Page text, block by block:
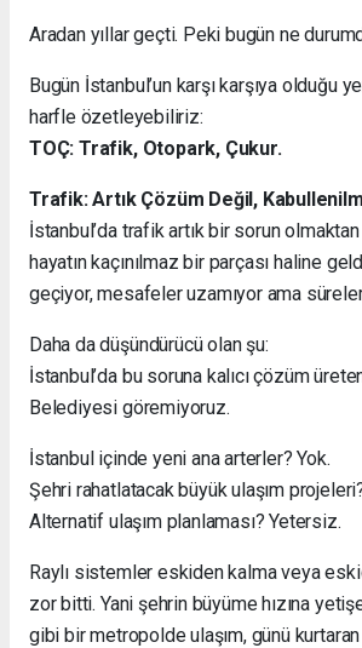
Aradan yıllar geçti. Peki bugün ne
Bugün İstanbul’un karşı karşıya olduğu
harfle özetleyebiliriz:
TOÇ: Trafik, Otopark, Çukur.
Trafik: Artık Çözüm Değil,
İstanbul’da trafik artık bir sorun olmaktan
hayatın kaçınılmaz bir parçası haline
geçiyor, mesafeler uzamıyor ama süreler
Daha da düşündürücü olan şu:
İstanbul’da bu soruna kalıcı çözüm
Belediyesi göremiyoruz.
İstanbul içinde yeni ana arterler? Yok.
Şehri rahatlatacak büyük ulaşım projeleri?
Alternatif ulaşım planlaması? Yetersiz.
Raylı sistemler eskiden kalma veya
zor bitti. Yani şehrin büyüme hızına
gibi bir metropolde ulaşım, günü